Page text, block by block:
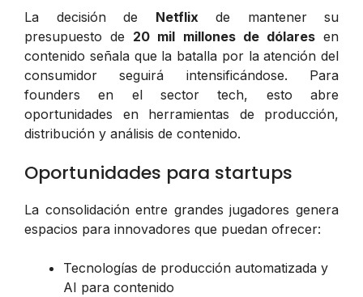
La decisión de Netflix de mantener su
presupuesto de 20 mil millones de dólaresen
contenido señala que la batalla por la atención del
consumidor seguirá intensificándose. Para
founders en el sector tech, esto abre
oportunidades en herramientas de producción,
distribución y análisis de contenido.
Oportunidades para startups
La consolidación entre grandes jugadores genera
espacios para innovadores que puedan ofrecer:
Tecnologías de producción automatizada y
AI para contenido